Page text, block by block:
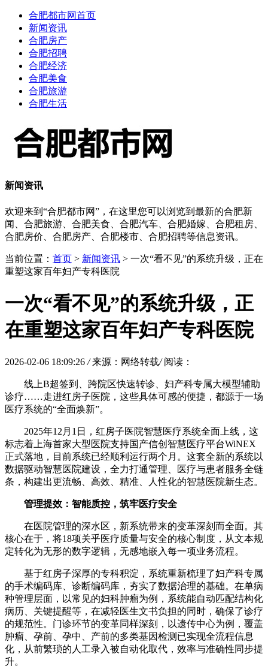
合肥都市网首页
新闻资讯
合肥房产
合肥招聘
合肥经济
合肥美食
合肥旅游
合肥生活
新闻资讯
欢迎来到“合肥都市网”，在这里您可以浏览到最新的合肥新
闻、合肥旅游、合肥美食、合肥汽车、合肥婚嫁、合肥租房、
合肥房价、合肥房产、合肥楼市、合肥招聘等信息资讯。
当前位置： 首页 > 新闻资讯 > 一次“看不见”的系统升级，正在
重塑这家百年妇产专科医院
一次“看不见”的系统升级，正
在重塑这家百年妇产专科医院
2026-02-06 18:09:26/ 来源：网络转载/ 阅读：
线上B超签到、跨院区快速转诊、妇产科专属大模型辅助
诊疗……走进红房子医院，这些具体可感的便捷，都源于一场
医疗系统的“全面焕新”。
2025年12月1日，红房子医院智慧医疗系统全面上线，这
标志着上海首家大型医院支持国产信创智慧医疗平台WiNEX
正式落地，目前系统已经顺利运行两个月。这套全新的系统以
数据驱动智慧医院建设，全力打通管理、医疗与患者服务全链
条，构建出更流畅、高效、精准、人性化的智慧医院新生态。
管理提效：智能质控，筑牢医疗安全
在医院管理的深水区，新系统带来的变革深刻而全面。其
核心在于，将18项关乎医疗质量与安全的核心制度，从文本规
定转化为无形的数字逻辑，无感地嵌入每一项业务流程。
基于红房子深厚的专科积淀，系统重新梳理了妇产科专属
的手术编码库、诊断编码库，夯实了数据治理的基础。在单病
种管理层面，以常见的妇科肿瘤为例，系统能自动匹配结构化
病历、关键提醒等，在减轻医生文书负担的同时，确保了诊疗
的规范性。门诊环节的变革同样深刻，以遗传中心为例，覆盖
肿瘤、孕前、孕中、产前的多类基因检测已实现全流程信息
化，从前繁琐的人工录入被自动化取代，效率与准确性同步提
升。